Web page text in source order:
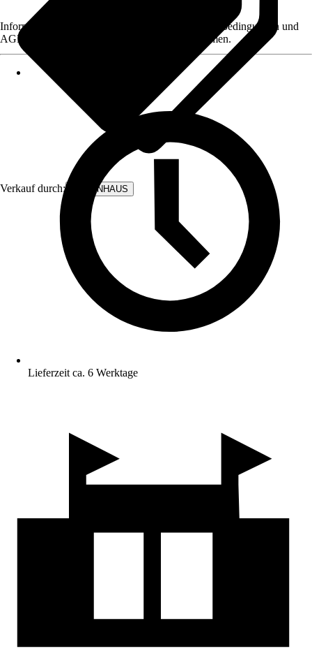
Verkauf durch: BODENHAUS
Informationen des Verkäufers, wie z. B. Rückgabebedingungen und
AGB, finden Sie bei Klick auf den Verkäufernamen.
Lieferzeit ca. 6 Werktage